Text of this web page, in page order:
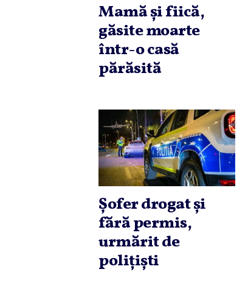
Mamă şi fiică,
găsite moarte
într-o casă
părăsită
Şofer drogat şi
fără permis,
urmărit de
poliţişti